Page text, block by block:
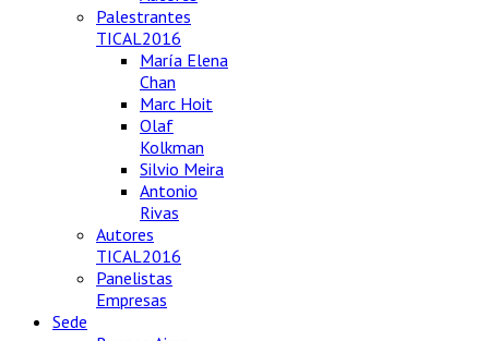
Palestrantes
TICAL2016
María Elena
Chan
Marc Hoit
Olaf
Kolkman
Silvio Meira
Antonio
Rivas
Autores
TICAL2016
Panelistas
Empresas
Sede